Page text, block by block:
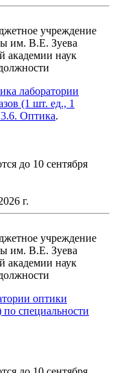
учреждение
им. В.Е. Зуева
академии наук
лаборатории
(1 шт. ед., 1
Оптика.
до 10 сентября
г.
учреждение
им. В.Е. Зуева
академии наук
оптики
по специальности